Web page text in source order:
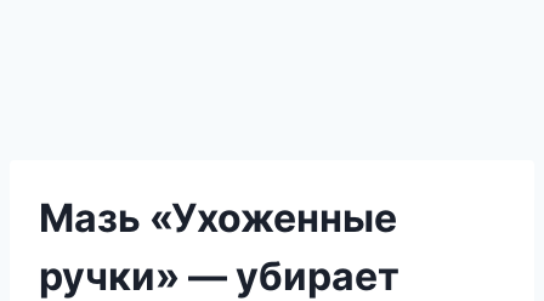
Мазь «Ухоженные
ручки» — убирает